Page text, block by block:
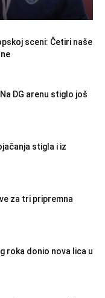
sceni: Četiri naše
DG arenu stiglo još
stigla i iz
za tri pripremna
roka donio nova lica u